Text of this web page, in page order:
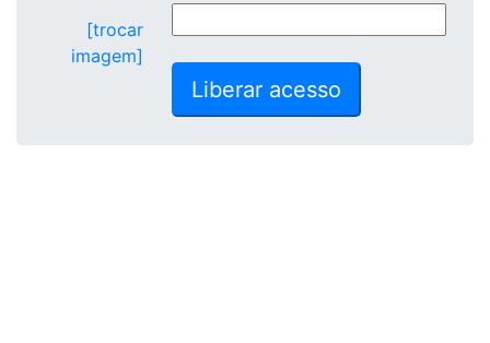
[trocar
imagem]